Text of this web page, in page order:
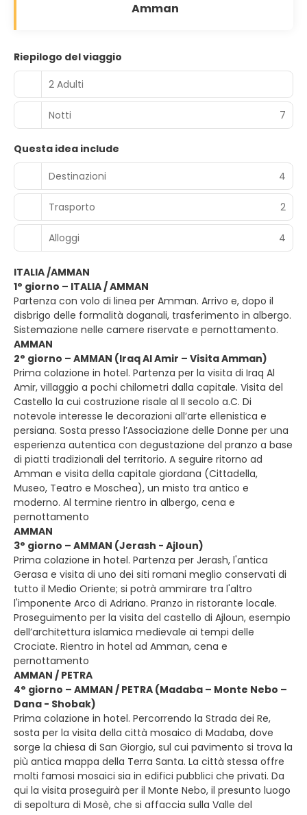
Amman
Riepilogo del viaggio
2 Adulti
Notti 7
Questa idea include
Destinazioni
4
Trasporto 2
Alloggi 4
ITALIA /AMMAN
1° giorno – ITALIA / AMMAN
Partenza con volo di linea per Amman. Arrivo e, dopo il
disbrigo delle formalità doganali, trasferimento in albergo.
Sistemazione nelle camere riservate e pernottamento.
AMMAN
2° giorno – AMMAN (Iraq Al Amir – Visita Amman)
Prima colazione in hotel. Partenza per la visita di Iraq Al
Amir, villaggio a pochi chilometri dalla capitale. Visita del
Castello la cui costruzione risale al II secolo a.C. Di
notevole interesse le decorazioni all’arte ellenistica e
persiana. Sosta presso l’Associazione delle Donne per una
esperienza autentica con degustazione del pranzo a base
di piatti tradizionali del territorio. A seguire ritorno ad
Amman e visita della capitale giordana (Cittadella,
Museo, Teatro e Moschea), un misto tra antico e
moderno. Al termine rientro in albergo, cena e
pernottamento
AMMAN
3° giorno – AMMAN (Jerash - Ajloun)
Prima colazione in hotel. Partenza per Jerash, l'antica
Gerasa e visita di uno dei siti romani meglio conservati di
tutto il Medio Oriente; si potrà ammirare tra l'altro
l'imponente Arco di Adriano. Pranzo in ristorante locale.
Proseguimento per la visita del castello di Ajloun, esempio
dell’architettura islamica medievale ai tempi delle
Crociate. Rientro in hotel ad Amman, cena e
pernottamento
AMMAN / PETRA
4° giorno – AMMAN / PETRA (Madaba – Monte Nebo –
Dana - Shobak)
Prima colazione in hotel. Percorrendo la Strada dei Re,
sosta per la visita della città mosaico di Madaba, dove
sorge la chiesa di San Giorgio, sul cui pavimento si trova la
più antica mappa della Terra Santa. La città stessa offre
molti famosi mosaici sia in edifici pubblici che privati. Da
qui la visita proseguirà per il Monte Nebo, il presunto luogo
di sepoltura di Mosè, che si affaccia sulla Valle del